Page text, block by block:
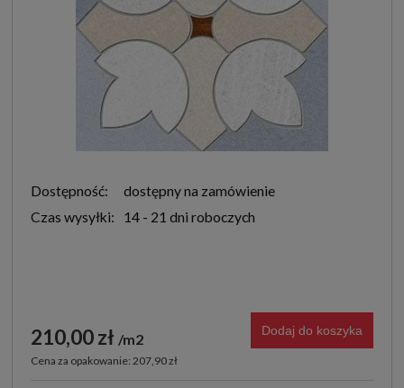
Dostępność:
dostępny na zamówienie
Czas wysyłki:
14 - 21 dni roboczych
210,00 zł m2
Cena za opakowanie: 207,90 zł
Dodaj do koszyka